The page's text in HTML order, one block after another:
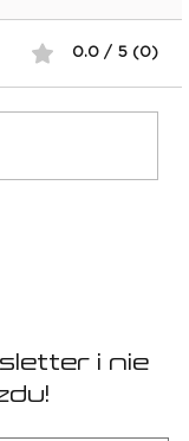
0.0 / 5 (0)
i nie